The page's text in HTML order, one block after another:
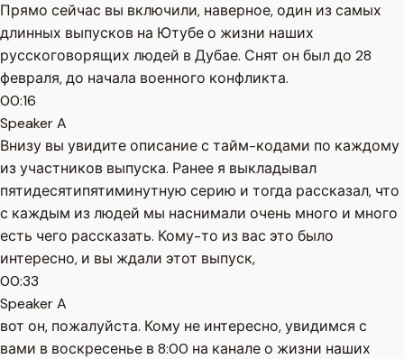
Прямо сейчас вы включили, наверное, один из самых
длинных выпусков на Ютубе о жизни наших
русскоговорящих людей в Дубае. Снят он был до 28
февраля, до начала военного конфликта.
00:16
Speaker A
Внизу вы увидите описание с тайм-кодами по каждому
из участников выпуска. Ранее я выкладывал
пятидесятипятиминутную серию и тогда рассказал, что
с каждым из людей мы наснимали очень много и много
есть чего рассказать. Кому-то из вас это было
интересно, и вы ждали этот выпуск,
00:33
Speaker A
вот он, пожалуйста. Кому не интересно, увидимся с
вами в воскресенье в 8:00 на канале о жизни наших